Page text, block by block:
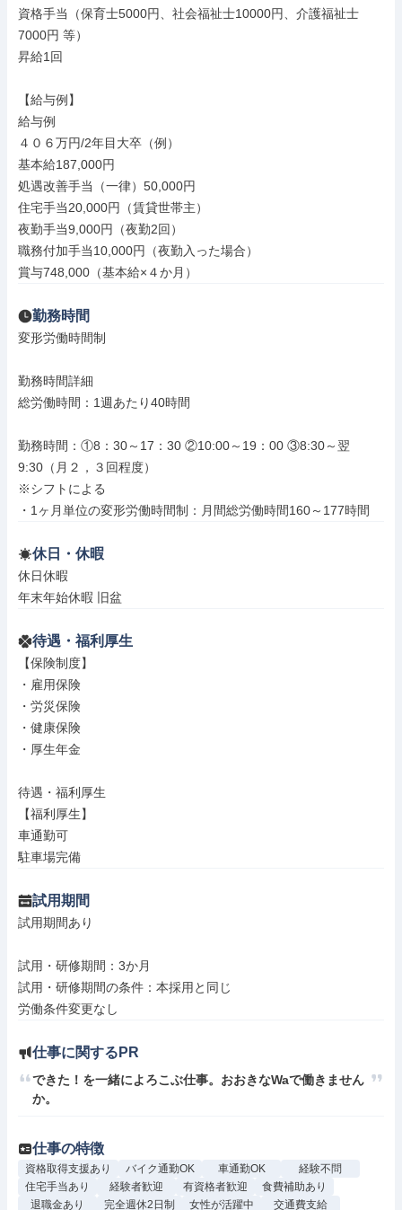
資格手当（保育士5000円、社会福祉士10000円、介護福祉士
7000円 等）
昇給1回
【給与例】
給与例
４０６万円/2年目大卒（例）
基本給187,000円
処遇改善手当（一律）50,000円
住宅手当20,000円（賃貸世帯主）
夜勤手当9,000円（夜勤2回）
職務付加手当10,000円（夜勤入った場合）
賞与748,000（基本給×４か月）
勤務時間
変形労働時間制
勤務時間詳細
総労働時間：1週あたり40時間
勤務時間：①8：30～17：30 ②10:00～19：00 ③8:30～翌
9:30（月２，３回程度）
※シフトによる
・1ヶ月単位の変形労働時間制：月間総労働時間160～177時間
休日・休暇
休日休暇
年末年始休暇 旧盆
待遇・福利厚生
【保険制度】
・雇用保険
・労災保険
・健康保険
・厚生年金
待遇・福利厚生
【福利厚生】
車通勤可
駐車場完備
試用期間
試用期間あり
試用・研修期間：3か月
試用・研修期間の条件：本採用と同じ
仕事に関するPR
できた！を一緒によろこぶ仕事。おおきなWaで働きません
か。
仕事の特徴
資格取得支援あり バイク通勤OK 車通勤OK
経験不問
住宅手当あり
経験者歓迎 有資格者歓迎
食費補助あり
退職金あり
完全週休2日制 女性が活躍中 交通費支給